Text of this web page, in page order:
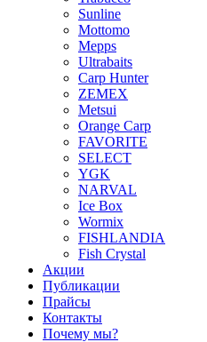
Sunline
Mottomo
Mepps
Ultrabaits
Carp Hunter
ZEMEX
Metsui
Orange Carp
FAVORITE
SELECT
YGK
NARVAL
Ice Box
Wormix
FISHLANDIA
Fish Crystal
Акции
Публикации
Прайсы
Контакты
Почему мы?